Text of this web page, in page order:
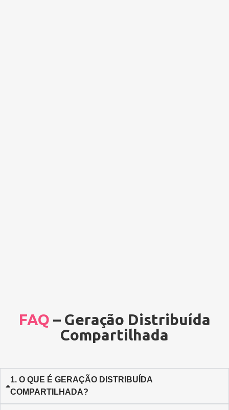
FAQ – Geração Distribuída
Compartilhada
1. O QUE É GERAÇÃO DISTRIBUÍDA
COMPARTILHADA?